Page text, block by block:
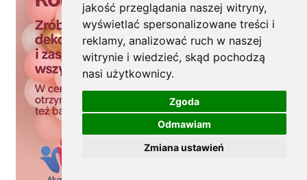
jakość przeglądania naszej witryny,
wyświetlać spersonalizowane treści i
reklamy, analizować ruch w naszej
witrynie i wiedzieć, skąd pochodzą
nasi użytkownicy.
Zgoda
Odmawiam
Zmiana ustawień